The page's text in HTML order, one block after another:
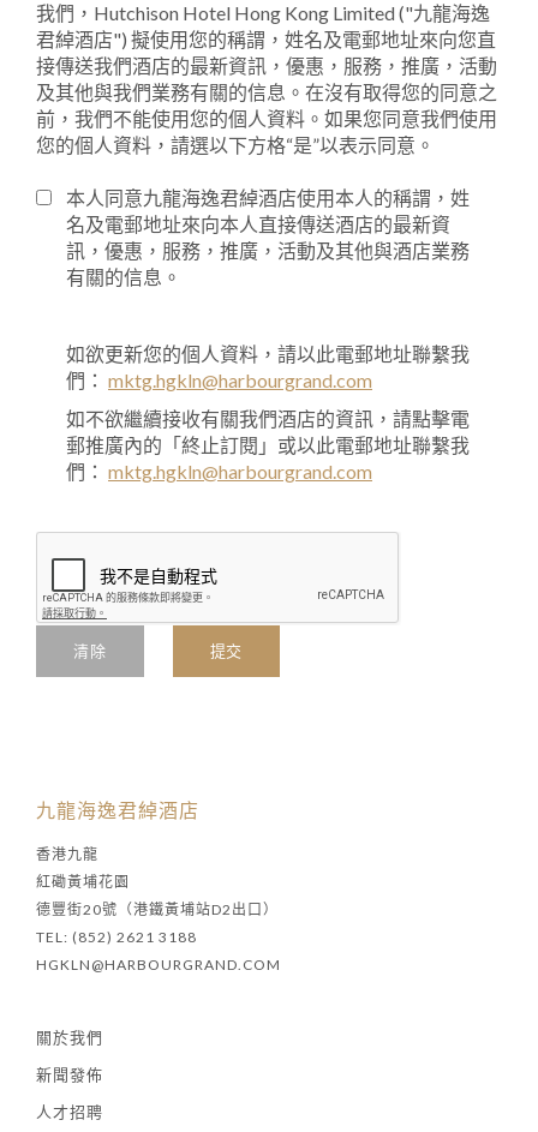
我們，Hutchison Hotel Hong Kong Limited ("九龍海逸
君綽酒店") 擬使用您的稱謂，姓名及電郵地址來向您直
接傳送我們酒店的最新資訊，優惠，服務，推廣，活動
及其他與我們業務有關的信息。在沒有取得您的同意之
前，我們不能使用您的個人資料。如果您同意我們使用
您的個人資料，請選以下方格“是”以表示同意。
本人同意九龍海逸君綽酒店使用本人的稱謂，姓
名及電郵地址來向本人直接傳送酒店的最新資
訊，優惠，服務，推廣，活動及其他與酒店業務
有關的信息。
如欲更新您的個人資料，請以此電郵地址聯繫我
們： mktg.hgkln@harbourgrand.com
如不欲繼續接收有關我們酒店的資訊，請點擊電
郵推廣內的「終止訂閱」或以此電郵地址聯繫我
們： mktg.hgkln@harbourgrand.com
清除 提交
九龍海逸君綽酒店
香港九龍
紅磡黃埔花園
德豐街20號（港鐵黃埔站D2出口）
TEL: (852) 2621 3188
HGKLN@HARBOURGRAND.COM
關於我們
新聞發佈
人才招聘